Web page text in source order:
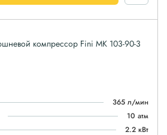
компрессор Fini MK 103-90-3
365 л/мин
10 атм
2.2 кВт